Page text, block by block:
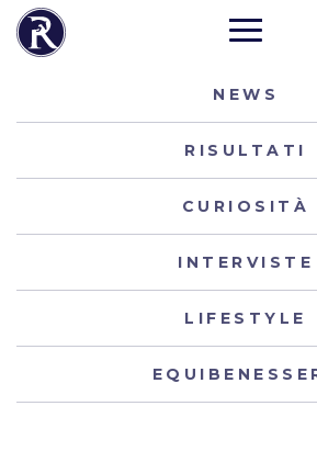
NEWS
RISULTATI
CURIOSITÀ
INTERVISTE
LIFESTYLE